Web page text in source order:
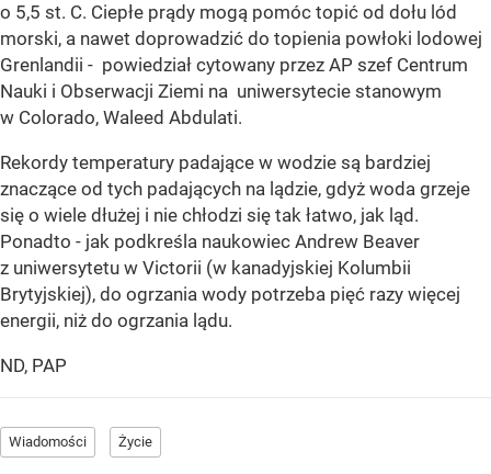
o 5,5 st. C. Ciepłe prądy mogą pomóc topić od dołu lód
morski, a nawet doprowadzić do topienia powłoki lodowej
Grenlandii - powiedział cytowany przez AP szef Centrum
Nauki i Obserwacji Ziemi na uniwersytecie stanowym
w Colorado, Waleed Abdulati.
Rekordy temperatury padające w wodzie są bardziej
znaczące od tych padających na lądzie, gdyż woda grzeje
się o wiele dłużej i nie chłodzi się tak łatwo, jak ląd.
Ponadto - jak podkreśla naukowiec Andrew Beaver
z uniwersytetu w Victorii (w kanadyjskiej Kolumbii
Brytyjskiej), do ogrzania wody potrzeba pięć razy więcej
energii, niż do ogrzania lądu.
ND, PAP
Wiadomości Życie